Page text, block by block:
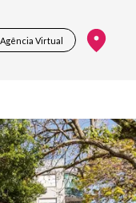
Agência Virtual